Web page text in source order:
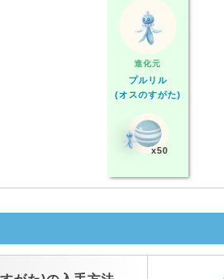
ght="80" cl
ass="align
center mar
gin-b10 ba
ckyellow"
style="bor
der-radius:
orm: scale
(1.2);" />
進化元
プルリル
(オスのすがた)
x50